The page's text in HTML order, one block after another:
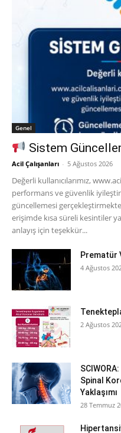
Genel
Sistem
Acil Çalışanları - 5 Ağustos 2026
Değerli kullanıcılarımız,
performans ve güvenlik
güncellemesi
erişimde kısa süreli kesintiler
anlayış için teşekkür...
Prematür
4 Ağustos
2 Ağustos
Spinal
Yaklaşımı
28 Temmuz